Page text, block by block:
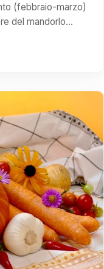
(febbraio-marzo)
del mandorlo…